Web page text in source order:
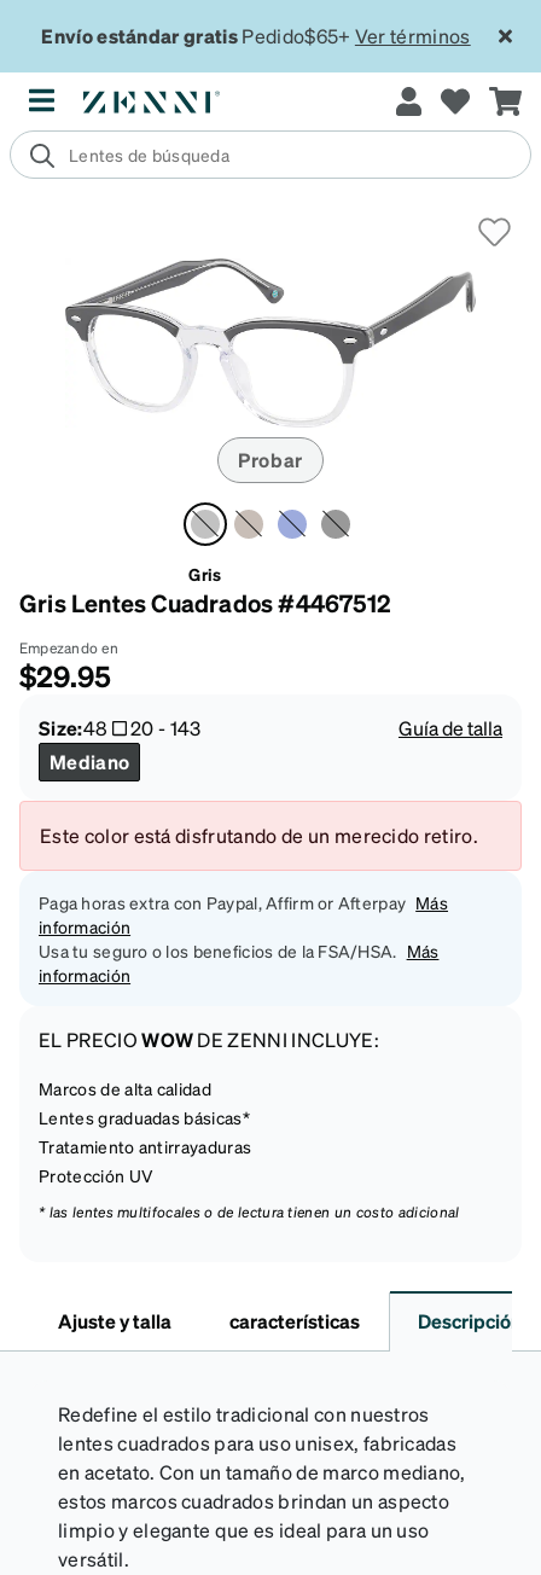
Envío estándar gratisPedido$65+ Ver términos
Probar
Gris
Gris Lentes Cuadrados #4467512
Empezando en
$29.95
Size:48 20-143
Guía de talla
Mediano
Este color está disfrutando de un merecido retiro.
Paga horas extra con Paypal, Affirm or Afterpay Más
información
Usa tu seguro o los beneficios de la FSA/HSA. Más
información
EL PRECIOWOWDE ZENNI INCLUYE:
Marcos de alta calidad
Lentes graduadas básicas*
Tratamiento antirrayaduras
Protección UV
* las lentes multifocales o de lectura tienen un costo adicional
Ajuste y talla características Descripción
Redefine el estilo tradicional con nuestros
lentes cuadrados para uso unisex, fabricadas
en acetato. Con un tamaño de marco mediano,
estos marcos cuadrados brindan un aspecto
limpio y elegante que es ideal para un uso
versátil.